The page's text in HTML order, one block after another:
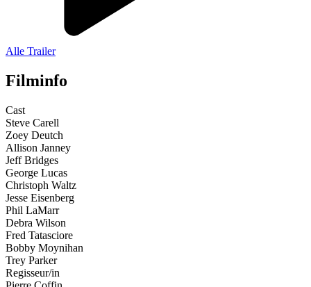
Alle Trailer
Filminfo
Cast
Steve Carell
Zoey Deutch
Allison Janney
Jeff Bridges
George Lucas
Christoph Waltz
Jesse Eisenberg
Phil LaMarr
Debra Wilson
Fred Tatasciore
Bobby Moynihan
Trey Parker
Regisseur/in